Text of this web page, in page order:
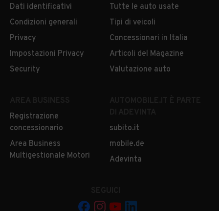
Dati identificativi
Condizioni generali
Privacy
Impostazioni Privacy
Security
Tutte le auto usate
Tipi di veicoli
Concessionari in Italia
Articoli del Magazine
Valutazione auto
Registrazione
concessionario
Area Business
Multigestionale Motori
subito.it
mobile.de
Adevinta